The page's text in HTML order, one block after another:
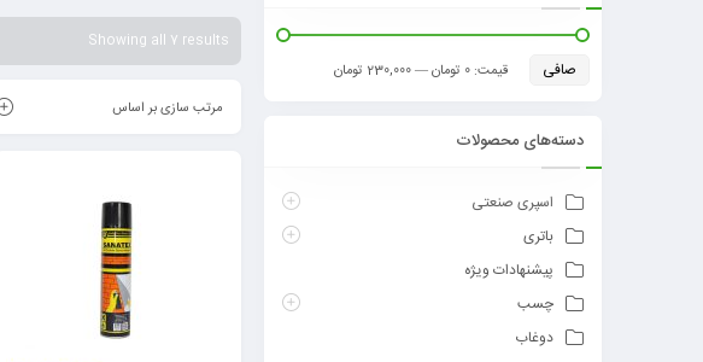
Showing all 7 results
مرتب سازی بر اساس
صافی قيمت: 0 تومان —230,000 تومان
دسته‌های محصولات
اسپری صنعتی
باتری
پیشنهادات ویژه
چسب
دوغاب